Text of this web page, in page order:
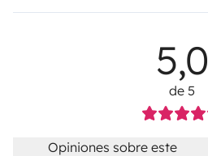
5,0
de 5
Opiniones sobre este